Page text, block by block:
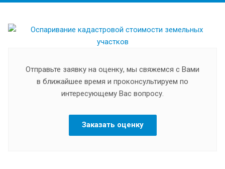
Отправьте заявку на оценку, мы свяжемся с Вами
в ближайшее время и проконсультируем по
интересующему Вас вопросу.
Заказать оценку